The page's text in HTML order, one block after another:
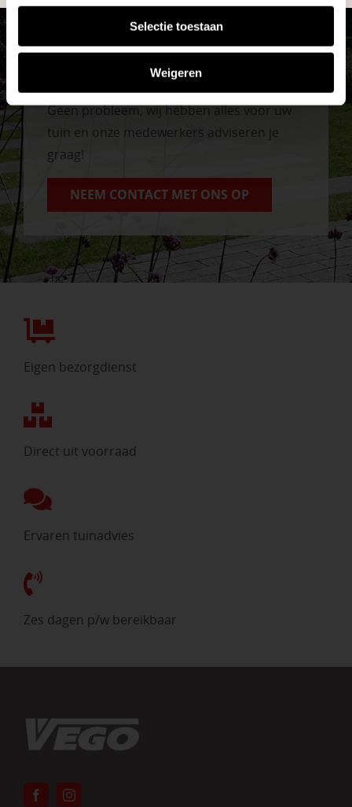
Selectie toestaan
Weigeren
Vrijblijvend advies?
Geen probleem, wij hebben alles voor uw
tuin en onze medewerkers adviseren je
graag!
NEEM CONTACT MET ONS OP
Eigen bezorgdienst
Direct uit voorraad
Ervaren tuinadvies
Zes dagen p/w bereikbaar